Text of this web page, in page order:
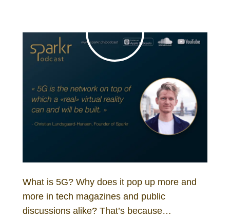
What is 5G? Why does it pop up more and
more in tech magazines and public
discussions alike? That’s because…